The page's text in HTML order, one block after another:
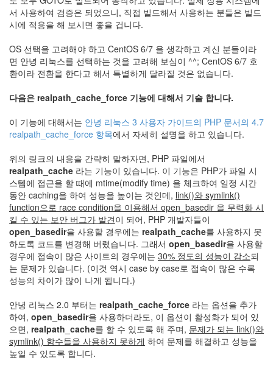
서 사용하여 검증은 되었으니, 직접 빌드해서 사용하는 분들은 빌드
시에 적용을 해 보시면 좋을 겁니다.
OS 선택을 고려해야 하고 CentOS 6/7 을 생각하고 계신 분들이라
면 안녕 리눅스를 선택하는 것을 고려해 보심이 ^^; CentOS 6/7 호
환이라 전환을 한다고 해서 특별하게 달라질 것은 없습니다.
다음은 realpath_cache_force 기능에 대해서 기술 합니다.
이 기능에 대해서는 안녕 리눅스 3 사용자 가이드의 PHP 문서의 4.7
realpath_cache_force 항목에서 자세히 설명을 하고 있습니다.
위의 링크의 내용을 간략히 말하자면, PHP 파일에서
realpath_cache 라는 기능이 있습니다. 이 기능은 PHP가 파일 시
스템에 접근을 할 때에 mtime(modify time) 을 체크하여 일정 시간
동안 caching을 하여 성능을 높이는 것인데, link()와 symlink()
function으로 race condition을 이용해서 open_basedir 을 무력화 시
킬 수 있는 보안 버그가 발견이 되어, PHP 개발자들이
open_basedir을 사용할 경우에는 realpath_cache를 사용하지 못
하도록 코드를 변경해 버렸습니다. 그래서 open_basedir을 사용할
경우에 접속이 많은 사이트의 경우에는 30% 정도의 성능이 감소되
는 문제가 있습니다. (이것 역시 case by case로 접속이 많은 수록
성능의 차이가 많이 나게 됩니다.)
안녕 리눅스 2.0 부터는 realpath_cache_force 라는 옵션을 추가
하여, open_basedir을 사용하더라도, 이 옵션이 활성화가 되어 있
으면, realpath_cache를 할 수 있도록 해 주며, 문제가 되는 link()와
symlink() 함수들을 사용하지 못하게 하여 문제를 해결하고 성능을
높일 수 있도록 합니다.
BASMAN
BLB-
AA1650
전
테
스
1
김
정
Liitokala
9V
6F22
충
전
지
방
전...
by
김
정
균
하
이